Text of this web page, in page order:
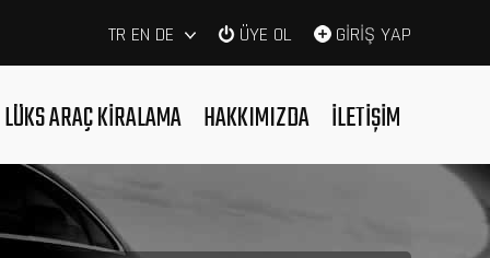
TR EN DE ÜYE OL GİRİŞ YAP
LÜKS ARAÇ KIRALAMA HAKKIMIZDA İLETIŞIM